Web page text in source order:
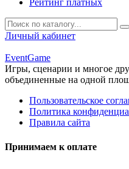
Рейтинг платных
Личный кабинет
EventGame
Игры, сценарии и многое
объединенные на одной
Пользовательское
Политика
Правила сайта
Принимаем к оплате